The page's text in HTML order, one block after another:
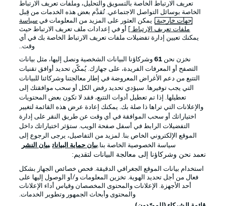
الإعلانات الإخطارات القانونية
شروط الاستخدام الوظائف
جهة النشر تواصل معنا
اللاعبون
تعريف الارتباط الخاصة بالتسويق والتحليل، وملفات تعريف الارتباط
الخاصة بوسائل التواصل الاجتماعي. تُقدَّم بعض هذه الخدمات من قِبل
جهات خارجية . يمكن العثور على المزيد من المعلومات في سياسة
ملفات تعريف الارتباط
] أو في إعدادات ملف تعريف الارتباط حيث
يمكنك تعيين إدارة تفضيلات ملفات تعريف الارتباط الخاصة بك في أي
وقت..
نخزن نحن 61وشركاؤنا البيانات الشخصية ونصل إليها، مثل بيانات
التصفح أو المعرفات الفريدة، على جهازك. يُمكّن تحديد أوافق تقنيات
التتبع من دعم الأغراض المعروضة في إطار معالجتنا وشركائنا للبيانات
التي يجب توفيرها. سيؤدي تحديد رفض الكل أو سحب موافقتك إلى
تعطيلها. إذا تم تعطيل أدوات التتبع، فقد لا تكون بعض المحتويات
والإعلانات التي تراها ذا صلة بك. يمكنك إعادة عرض هذه القائمة لتغيير
اختياراتك أو سحب الموافقة في أي وقت عن طريق النقر على إدارة
التفضيلات الرابط في أسفل صفحة الويب. ستؤثر اختياراتك داخل
الموقع الإلكتروني الخاص بنا. لمزيد من التفاصيل، يرجى الرجوع إلى
سياسة الخصوصية الخاصة بنا.بيان حماية البيانات بيان النشر
نعمد نحن وشركاؤنا إلى معالجة البيانات لتقديم:
استخدام بيانات الموقع الجغرافي الدقيقة. فحص خصائص الجهاز بشكل
فعال من أجل تحديد الهوية. تخزين المعلومات و/أو الوصول إليها على
أحد الأجهزة. الإعلانات والمحتوى المخصصان وقياس أداء الإعلانات
والمحتوى وأبحاث الجمهور وتطوير الخدمات.